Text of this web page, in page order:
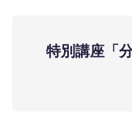
特別講座「